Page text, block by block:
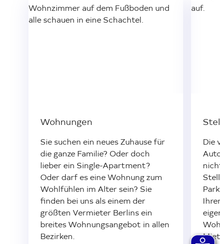
Wohnungen
Sie suchen ein neues Zuhause für
die ganze Familie? Oder doch
lieber ein Single-Apartment?
Oder darf es eine Wohnung zum
Wohlfühlen im Alter sein? Sie
finden bei uns als einem der
größten Vermieter Berlins ein
breites Wohnungsangebot in allen
Bezirken.
Die